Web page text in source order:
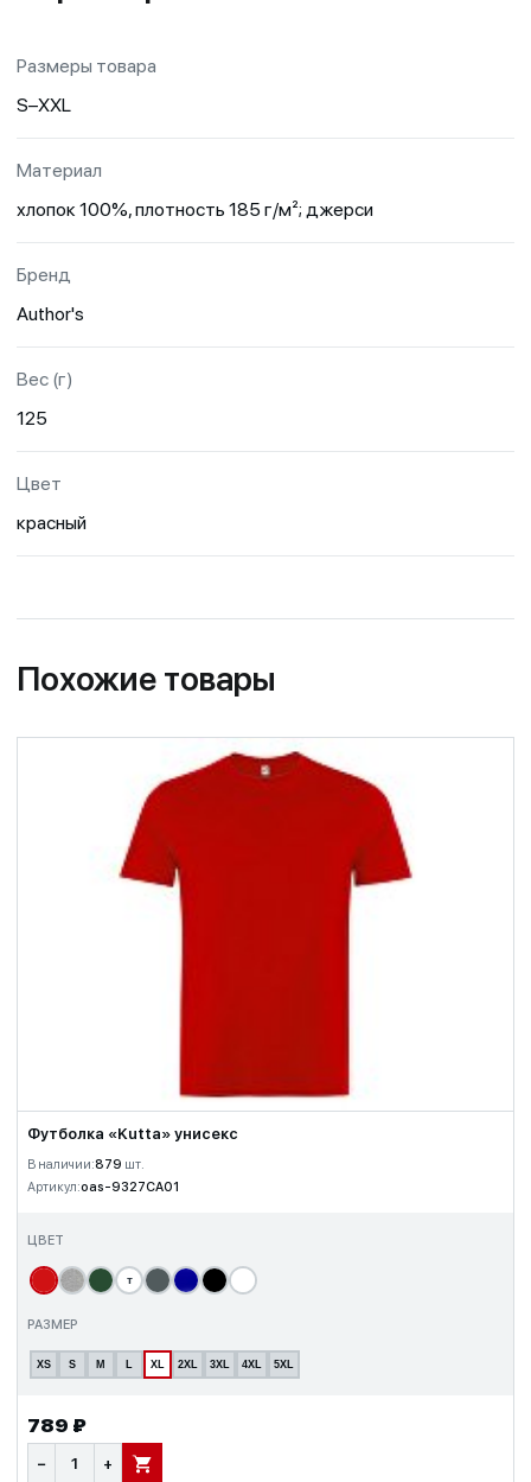
Размеры товара
S–XXL
Материал
хлопок 100%, плотность 185 г/м²; джерси
Бренд
Author's
Вес (г)
125
Цвет
красный
Похожие товары
Футболка «Kutta» унисекс
В наличии:879 шт.
Артикул:oas-9327CA01
ЦВЕТ
т
РАЗМЕР
XS S M XL 2XL 3XL 4XL 5XL
789 ₽
− + В КОРЗИНУ